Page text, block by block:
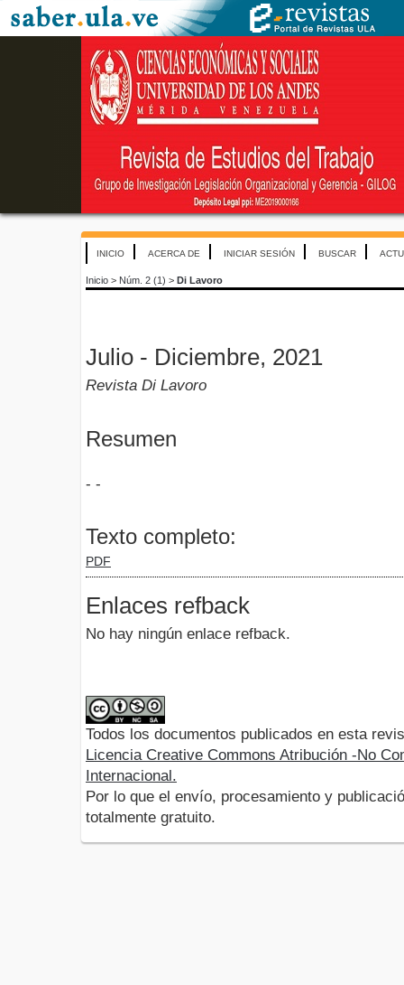
INICIO ACERCA DE INICIAR SESIÓN BUSCAR
Inicio > Núm. 2 (1) > Di Lavoro
Julio - Diciembre, 2021
Revista Di Lavoro
Resumen
- -
Texto completo:
PDF
Enlaces refback
No hay ningún enlace refback.
Todos los documentos publicados en esta
Licencia Creative Commons Atribución -No
Internacional.
Por lo que el envío, procesamiento y
totalmente gratuito.